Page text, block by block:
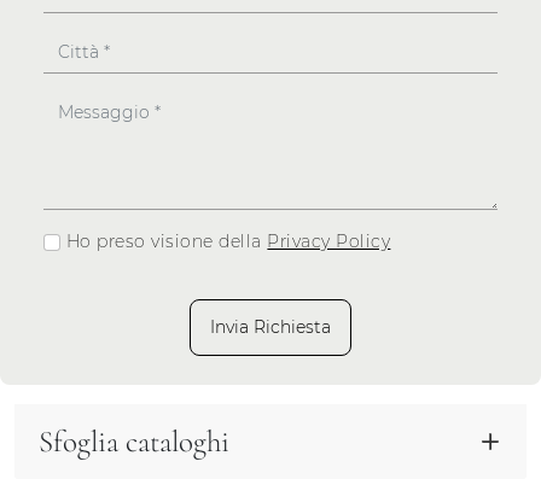
Ho preso visione della Privacy Policy
Invia Richiesta
Sfoglia cataloghi